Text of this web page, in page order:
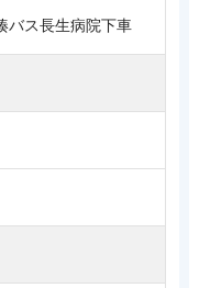
ス長生病院下車